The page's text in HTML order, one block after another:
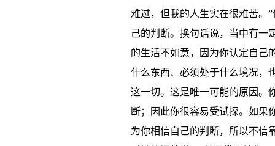
难过，但我的人生实在很难苦。
己的判断。换句话说，当中有一
的生活不如意，因为你认定自己
什么东西、必须处于什么境况，
这一切。这是唯一可能的原因。
断；因此你很容易受试探。如果
为你相信自己的判断，所以不信